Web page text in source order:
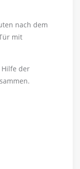
nach dem
mit
der